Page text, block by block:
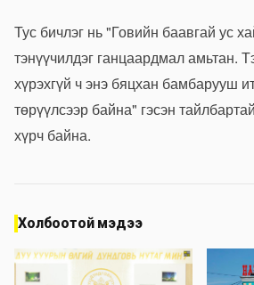
Тус бичлэг нь "Говийн баавгай ус
тэнүүчилдэг ганцаардмал амьтан.
хүрэхгүй ч энэ бяцхан бамбарууш
төрүүлсээр байна" гэсэн
хүрч байна.
Холбоотой мэдээ